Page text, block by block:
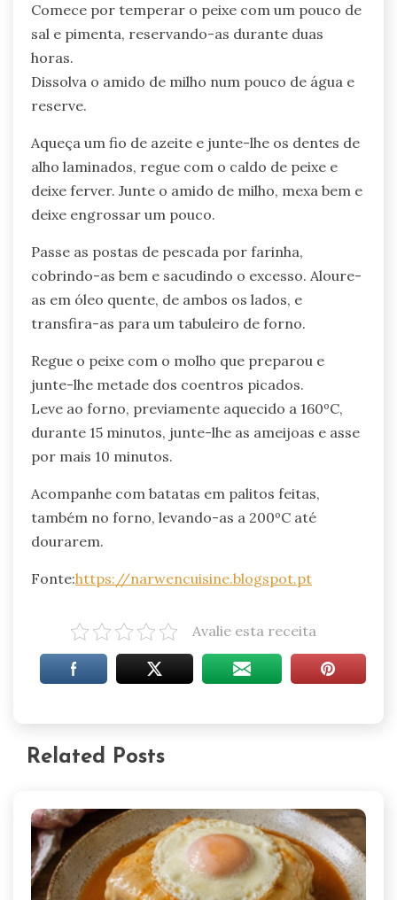
Comece por temperar o peixe com um pouco de
sal e pimenta, reservando-as durante duas
horas.
Dissolva o amido de milho num pouco de água e
reserve.
Aqueça um fio de azeite e junte-lhe os dentes de
alho laminados, regue com o caldo de peixe e
deixe ferver. Junte o amido de milho, mexa bem e
deixe engrossar um pouco.
Passe as postas de pescada por farinha,
cobrindo-as bem e sacudindo o excesso. Aloure-
as em óleo quente, de ambos os lados, e
transfira-as para um tabuleiro de forno.
Regue o peixe com o molho que preparou e
junte-lhe metade dos coentros picados.
Leve ao forno, previamente aquecido a 160ºC,
durante 15 minutos, junte-lhe as ameijoas e asse
por mais 10 minutos.
Acompanhe com batatas em palitos feitas,
também no forno, levando-as a 200ºC até
dourarem.
Fonte:https://narwencuisine.blogspot.pt
Avalie esta receita
Related Posts